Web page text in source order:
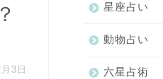
3日
星座占い
動物占い
六星占術